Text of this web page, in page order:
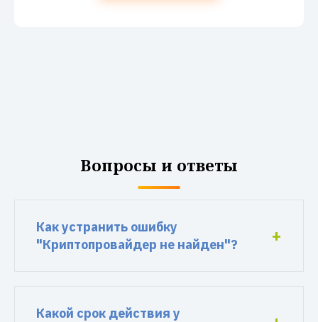
Вопросы и ответы
Как устранить ошибку
"Криптопровайдер не найден"?
Какой срок действия у